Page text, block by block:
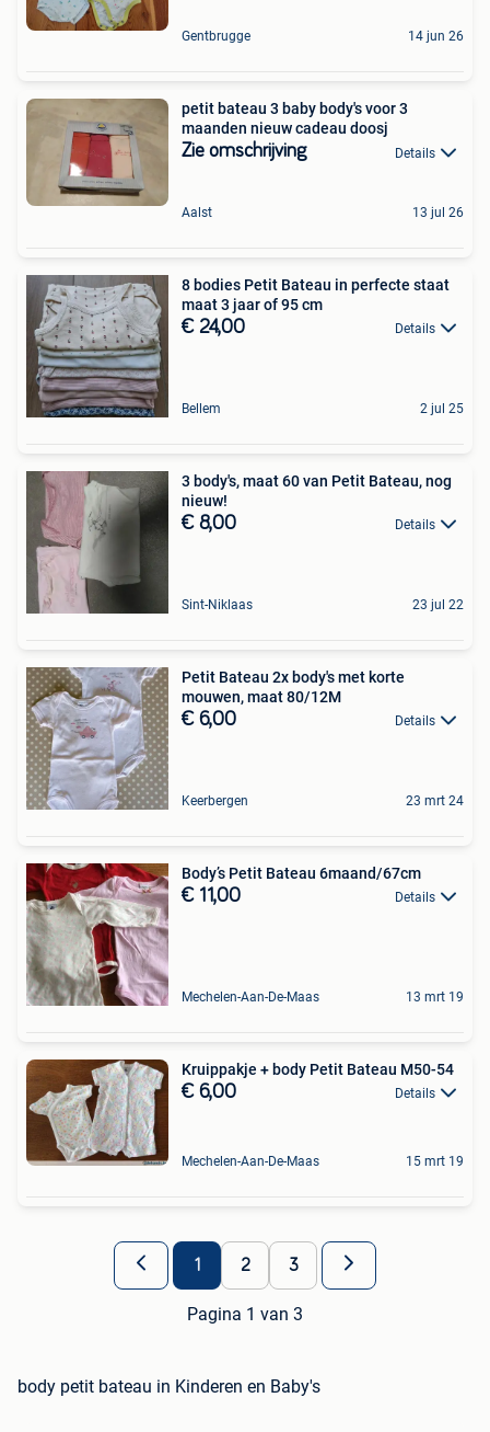
Gentbrugge 14 jun 26
petit bateau 3 baby body's voor 3
maanden nieuw cadeau doosj
Zie omschrijving Details
Aalst 13 jul 26
8 bodies Petit Bateau in perfecte staat
maat 3 jaar of 95 cm
€ 24,00 Details
Bellem 2 jul 25
3 body's, maat 60 van Petit Bateau, nog
nieuw!
€ 8,00 Details
Sint-Niklaas 23 jul 22
Petit Bateau 2x body's met korte
mouwen, maat 80/12M
€ 6,00 Details
Keerbergen 23 mrt 24
Body’s Petit Bateau 6maand/67cm
€ 11,00 Details
Mechelen-Aan-De-Maas 13 mrt 19
Kruippakje + body Petit Bateau M50-54
€ 6,00 Details
Mechelen-Aan-De-Maas 15 mrt 19
1 2 3
Pagina 1 van 3
body petit bateau in Kinderen en Baby's